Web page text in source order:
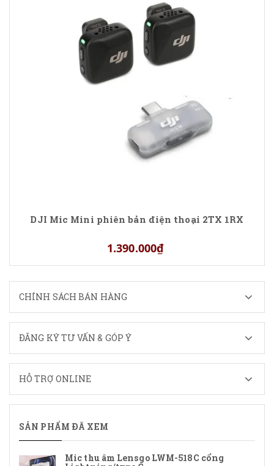
DJI Mic Mini phiên bản điện thoại 2TX 1RX
1.390.000₫
CHÍNH SÁCH BÁN HÀNG
ĐĂNG KÝ TƯ VẤN & GÓP Ý
HỖ TRỢ ONLINE
SẢN PHẨM ĐÃ XEM
Mic thu âm Lensgo LWM-518C cổng